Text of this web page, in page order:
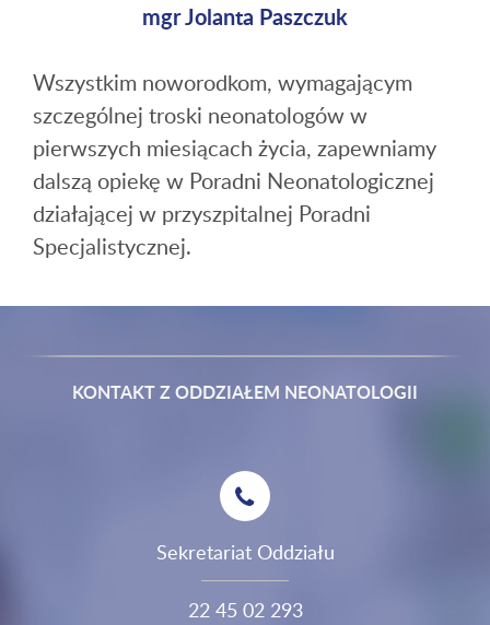
mgr Jolanta Paszczuk
Wszystkim noworodkom, wymagającym
szczególnej troski neonatologów w
pierwszych miesiącach życia, zapewniamy
dalszą opiekę w Poradni Neonatologicznej
działającej w przyszpitalnej Poradni
Specjalistycznej.
KONTAKT Z ODDZIAŁEM NEONATOLOGII
Sekretariat Oddziału
22 45 02 293